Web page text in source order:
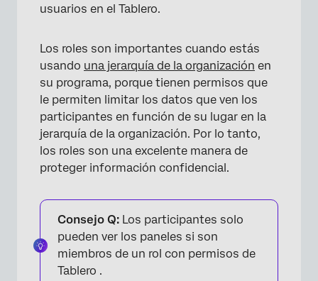
usuarios en el Tablero.
Los roles son importantes cuando estás
usando una jerarquía de la organización en
su programa, porque tienen permisos que
le permiten limitar los datos que ven los
participantes en función de su lugar en la
jerarquía de la organización. Por lo tanto,
los roles son una excelente manera de
proteger información confidencial.
Consejo Q: Los participantes solo
pueden ver los paneles si son
miembros de un rol con permisos de
Tablero .